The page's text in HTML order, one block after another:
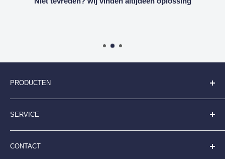
PRODUCTEN
Kaarthouders
Kliklijsten
Digitale Displays
SERVICE
Betaalmogelijkheden
CONTACT